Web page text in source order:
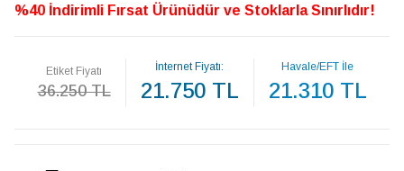
%40 İndirimli Fırsat Ürünüdür ve Stoklarla Sınırlıdır!
Etiket Fiyatı
36.250 TL
İnternet Fiyatı:
21.750 TL
Havale/EFT İle
21.310 TL